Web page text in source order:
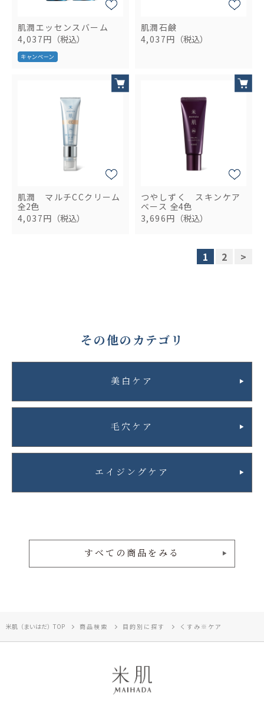
肌潤エッセンスバーム
4,037円 （税込）
肌潤石鹸
4,037円 （税込）
肌潤 マルチCCクリーム
全2色
4,037円 （税込）
つやしずく スキンケア
ベース 全4色
3,696円 （税込）
1 2 >
その他のカテゴリ
美白ケア
毛穴ケア
エイジングケア
すべての商品をみる
米肌（まいはだ）TOP 商品検索 目的別に探す くすみ※ケア